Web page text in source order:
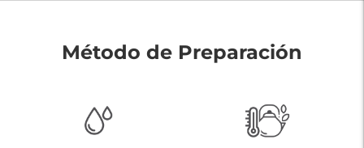
Método de Preparación